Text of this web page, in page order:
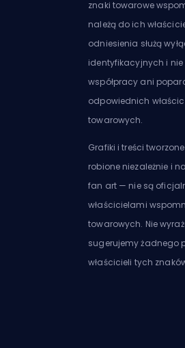
znaki towarowe
należą do ich
odniesienia służą
identyfikacyjnych i
współpracy ani
odpowiednich
towarowych.
Grafiki i treści
robione niezależnie i
fan art — nie są
właścicielami
towarowych. Nie
sugerujemy żadnego
właścicieli tych